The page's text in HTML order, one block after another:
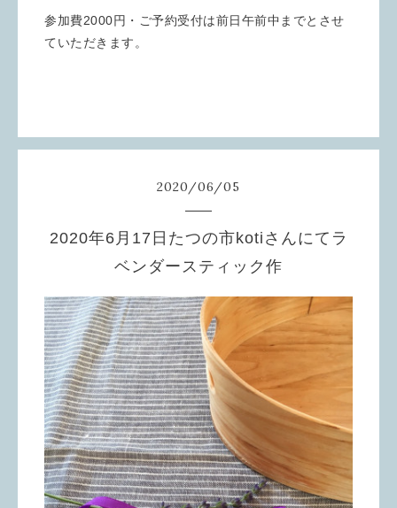
参加費2000円・ご予約受付は前日午前中までとさせ
ていただきます。
2020/06/05
2020年6月17日たつの市kotiさんにてラ
ベンダースティック作